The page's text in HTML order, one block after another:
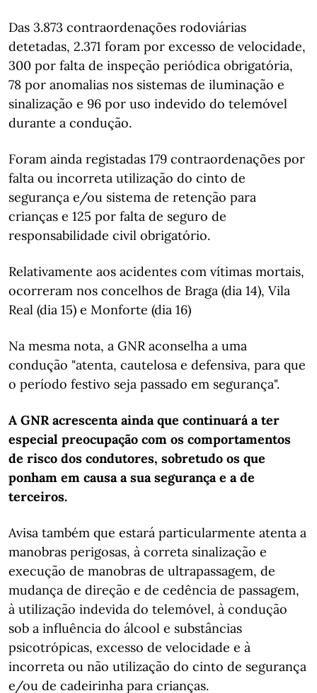
Das 3.873 contraordenações rodoviárias
detetadas, 2.371 foram por excesso de velocidade,
300 por falta de inspeção periódica obrigatória,
78 por anomalias nos sistemas de iluminação e
sinalização e 96 por uso indevido do telemóvel
durante a condução.
Foram ainda registadas 179 contraordenações por
falta ou incorreta utilização do cinto de
segurança e/ou sistema de retenção para
crianças e 125 por falta de seguro de
responsabilidade civil obrigatório.
Relativamente aos acidentes com vítimas mortais,
ocorreram nos concelhos de Braga (dia 14), Vila
Real (dia 15) e Monforte (dia 16)
Na mesma nota, a GNR aconselha a uma
condução "atenta, cautelosa e defensiva, para que
o período festivo seja passado em segurança".
A GNR acrescenta ainda que continuará a ter
especial preocupação com os comportamentos
de risco dos condutores, sobretudo os que
ponham em causa a sua segurança e a de
terceiros.
Avisa também que estará particularmente atenta a
manobras perigosas, à correta sinalização e
execução de manobras de ultrapassagem, de
mudança de direção e de cedência de passagem,
à utilização indevida do telemóvel, à condução
sob a influência do álcool e substâncias
psicotrópicas, excesso de velocidade e à
incorreta ou não utilização do cinto de segurança
e/ou de cadeirinha para crianças.